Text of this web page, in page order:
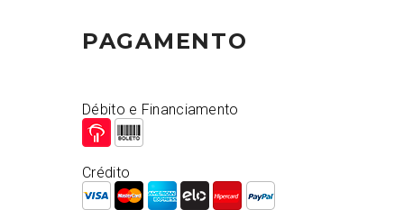
PAGAMENTO
Débito e Financiamento
Crédito